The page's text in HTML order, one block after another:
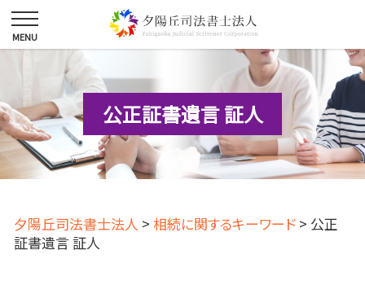
公正証書遺言 証人
夕陽丘司法書士法人 > 相続に関するキーワード > 公正
証書遺言 証人